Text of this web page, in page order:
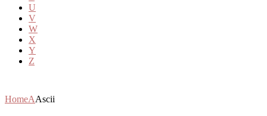
U
V
W
X
Y
Z
HomeAAscii